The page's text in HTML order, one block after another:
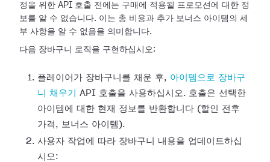
정을 위한 API 호출 전에는 구매에 적용될 프로모션에 대한 정
보를 알 수 없습니다. 이는 총 비용과 추가 보너스 아이템의 세
부 사항을 알 수 없음을 의미합니다.
다음 장바구니 로직을 구현하십시오:
플레이어가 장바구니를 채운 후, 아이템으로 장바구
니 채우기
API 호출을 사용하십시오. 호출은 선택한
아이템에 대한 현재 정보를 반환합니다 (할인 전후
가격, 보너스 아이템).
사용자 작업에 따라 장바구니 내용을 업데이트하십
시오: